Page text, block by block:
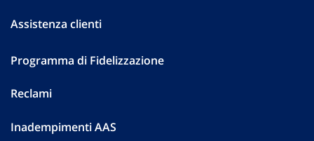
Assistenza clienti
Programma di Fidelizzazione
Reclami
Inadempimenti AAS